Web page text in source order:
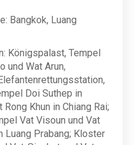
Bangkok, Luang
Königspalast, Tempel
und Wat Arun,
Doi Suthep in
Khun in Chiang Rai;
Vat Visoun und Vat
Luang Prabang; Kloster